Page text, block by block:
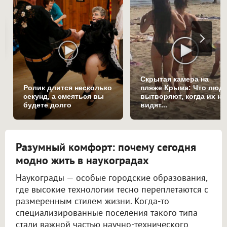
Ролик длится несколько
секунд, а смеяться вы
будете долго
Скрытая камера на
пляже Крыма: Что
вытворяют, когда их не
видят...
Разумный комфорт: почему сегодня
модно жить в наукоградах
Наукограды — особые городские образования,
где высокие технологии тесно переплетаются с
размеренным стилем жизни. Когда-то
специализированные поселения такого типа
стали важной частью научно-технического